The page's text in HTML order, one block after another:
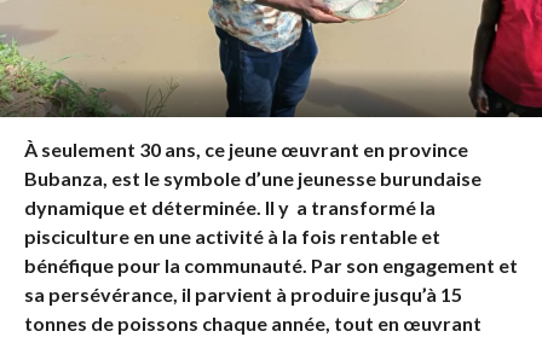
À seulement 30 ans, ce jeune œuvrant en province
Bubanza, est le symbole d’une jeunesse burundaise
dynamique et déterminée. Il y a transformé la
pisciculture en une activité à la fois rentable et
bénéfique pour la communauté. Par son engagement et
sa persévérance, il parvient à produire jusqu’à 15
tonnes de poissons chaque année, tout en œuvrant